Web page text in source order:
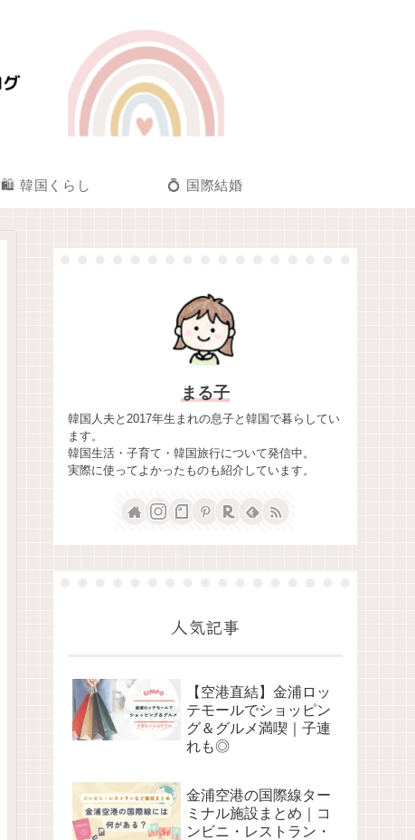
🛍️ 韓国くらし 💍 国際結婚
まる子
韓国人夫と2017年生まれの息子と韓国で暮らしてい
ます。
韓国生活・子育て・韓国旅行について発信中。
実際に使ってよかったものも紹介しています。
人気記事
【空港直結】金浦ロッ
テモールでショッピン
グ＆グルメ満喫｜子連
れも◎
金浦空港の国際線ター
ミナル施設まとめ｜コ
ンビニ・レストラン・